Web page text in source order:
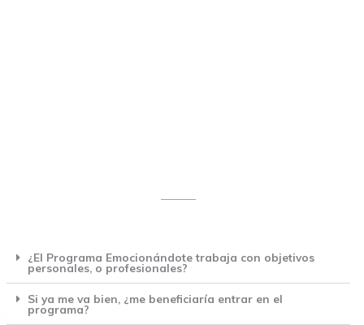
¿El Programa Emocionándote trabaja con objetivos
personales, o profesionales?
Si ya me va bien, ¿me beneficiaría entrar en el
programa?